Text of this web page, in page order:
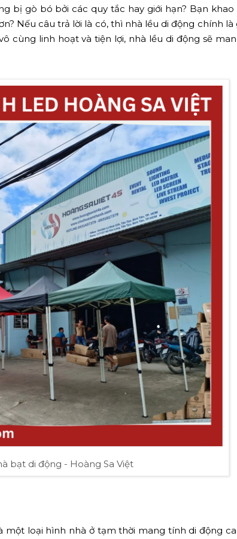
bị gò bó bởi các quy tắc hay giới hạn? Bạn
Nếu câu trả lời là có, thì nhà lều di động chính là
cùng linh hoạt và tiện lợi, nhà lều di động sẽ
bạt di động - Hoàng Sa Việt
một loại hình nhà ở tạm thời mang tính di động